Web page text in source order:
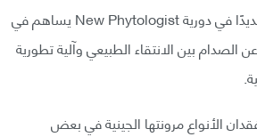
نشر كونر وفريقه تقريرًا جديدًا في دورية New Phytologist يساهم في
الصدام بين الانتقاء الطبيعي وآلية تطورية
الأنواع مرونتها الجينية في بعض